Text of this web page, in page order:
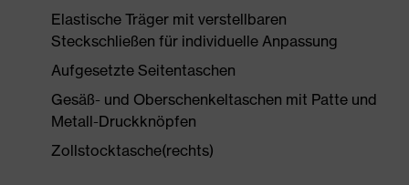
Elastische Träger mit verstellbaren
Steckschließen für individuelle Anpassung
Aufgesetzte Seitentaschen
Gesäß- und Oberschenkeltaschen mit Patte und
Metall-Druckknöpfen
Zollstocktasche(rechts)